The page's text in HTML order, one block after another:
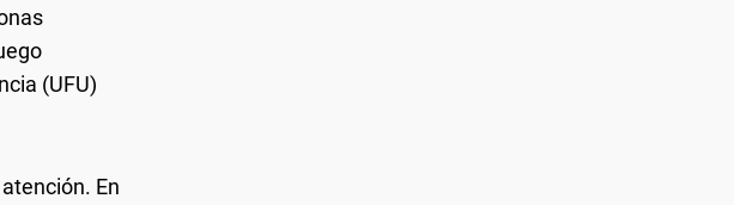
(UFU)
En